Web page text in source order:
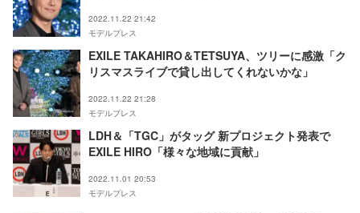
2022.11.22 21:42
モデルプレス
EXILE TAKAHIRO＆TETSUYA、ツリーに感激「ク
リスマスライブで貸し出してくれないかな」
2022.11.22 21:28
モデルプレス
LDH＆「TGC」がタッグ 新プロジェクト発表で
EXILE HIRO「様々な地域に貢献」
2022.11.01 20:53
モデルプレス